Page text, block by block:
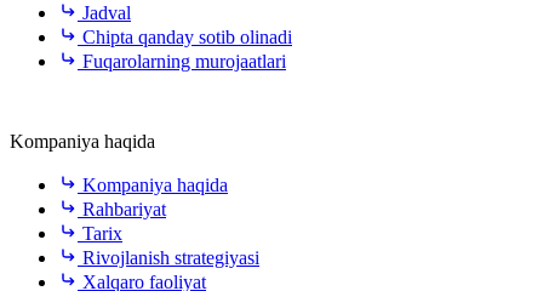
Jadval
Chipta qanday sotib olinadi
Fuqarolarning murojaatlari
Kompaniya haqida
Kompaniya haqida
Rahbariyat
Tarix
Rivojlanish strategiyasi
Xalqaro faoliyat